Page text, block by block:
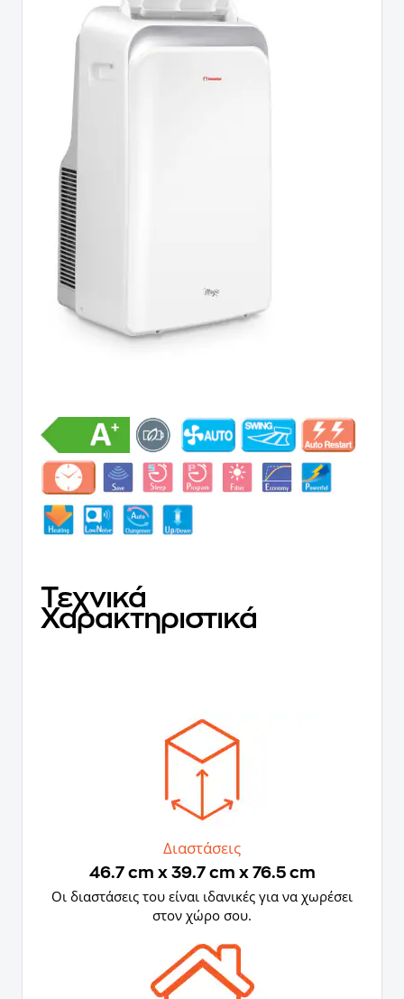
Τεχνικά
Χαρακτηριστικά
Διαστάσεις
46.7 cm x 39.7 cm x 76.5 cm
Οι διαστάσεις του είναι ιδανικές για να χωρέσει
στον χώρο σου.